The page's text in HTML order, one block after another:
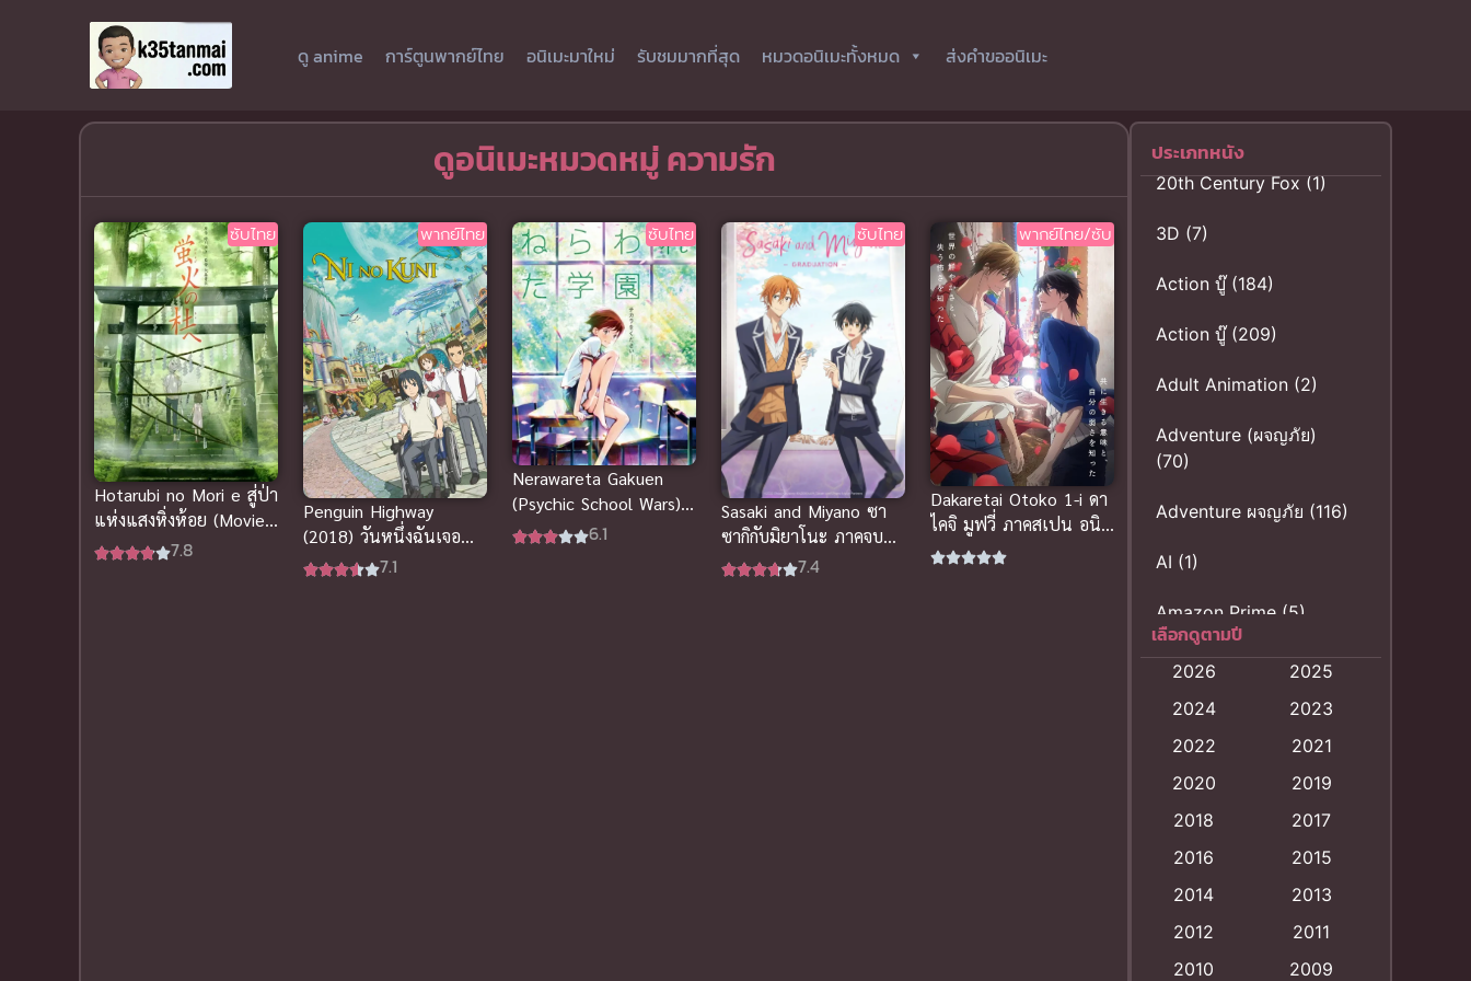
ดู anime การ์ตูนพากย์ไทย อนิเมะมาใหม่ รับชมมากที่สุด หมวดอนิเมะทั้งหมด ส่งคำขออนิเมะ
ดูอนิเมะหมวดหมู่ ความรัก
ซับไทย
Hotarubi no Mori e สู่ป่า
แห่งแสงหิ่งห้อย (Movie)
ซับไทย
7.8
พากย์ไทย
Penguin Highway
(2018) วันหนึ่งฉันเจอ
เพนกวิน พากย์ไทย
7.1
ซับไทย
Nerawareta Gakuen
(Psychic School Wars)
คำสัญญา ความรัก
6.1
ซับไทย
Sasaki and Miyano ซา
ซากิกับมิยาโนะ ภาคจบ
การศึกษา อนิเมะซับไทยดู
7.4
พากย์ไทย/ซับ
Dakaretai Otoko 1-i ดา
ไคจิ มูฟวี่ ภาคสเปน อนิ
เมะซับไทย สุดฟินหัวใจ
ประเภทหนัง
20th Century Fox(1)
3D (7)
Action บู๊(184)
Action บู๊(209)
Adult Animation (2)
Adventure (ผจญภัย)
(70)
Adventure ผจญภัย (116)
AI (1)
Amazon Prime (5)
Anal (ประตูหลัง)(11)
Animation
Animation อนิเมะ(72)
Animation แอนิเมชั่น(1)
(19)
เลือกดูตามปี
2026
2025
2024
2023
2022
2021
2020
2019
2018
2017
2016
2015
2014
2013
2012
2011
2010
2009